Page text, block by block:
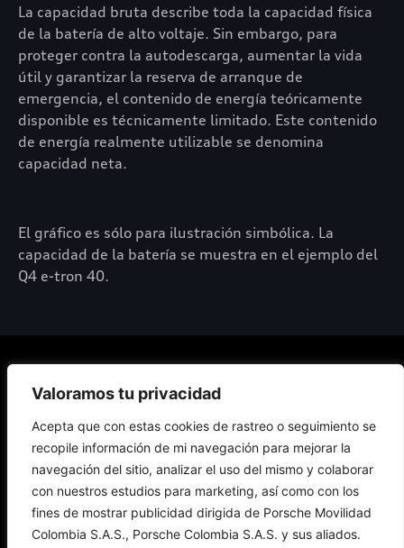
Valoramos tu privacidad
Acepta que con estas cookies de rastreo o seguimiento se
recopile información de mi navegación para mejorar la
navegación del sitio, analizar el uso del mismo y colaborar
con nuestros estudios para marketing, así como con los
fines de mostrar publicidad dirigida de Porsche Movilidad
Colombia S.A.S., Porsche Colombia S.A.S. y sus aliados.
La capacidad bruta describe toda la capacidad física
de la batería de alto voltaje. Sin embargo, para
proteger contra la autodescarga, aumentar la vida
útil y garantizar la reserva de arranque de
emergencia, el contenido de energía teóricamente
disponible es técnicamente limitado. Este contenido
de energía realmente utilizable se denomina
capacidad neta.
El gráfico es sólo para ilustración simbólica. La
capacidad de la batería se muestra en el ejemplo del
Q4 e-tron 40.
Modelos
Todos los
Vehículos
eléctricos
Audi
Modelos
Audi Sport
Términos y
condiciones
Movilidad
Eléctrica
Todos los
modelos
eléctricos
Beneficios
Sostenibilidad
Carga
Información
Política de
privacidad
Política de
Datos
Personales
Nuestro
denuncias
Copyright
Aviso de
privacidad
Servicio
al
Financiación
Servicio
Audi